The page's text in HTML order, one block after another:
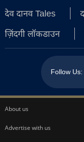
देव दानव Tales
ज़िंदगी लॉकडाउन
Follow Us:
About us
Advertise with us